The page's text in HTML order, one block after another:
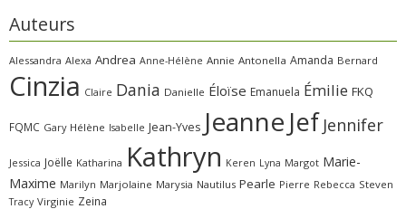
Auteurs
Alessandra Alexa Andrea Anne-Hélène Annie Antonella Amanda Bernard
Cinzia Claire Dania Danielle Éloïse Emanuela Émilie FKQ
FQMC Gary Hélène Isabelle Jean-Yves Jeanne Jef Jennifer
Jessica Joëlle Katharina Kathryn Keren Lyna Margot Marie-
Maxime Marilyn Marjolaine Marysia Nautilus Pearle Pierre Rebecca Steven
Tracy Virginie Zeina